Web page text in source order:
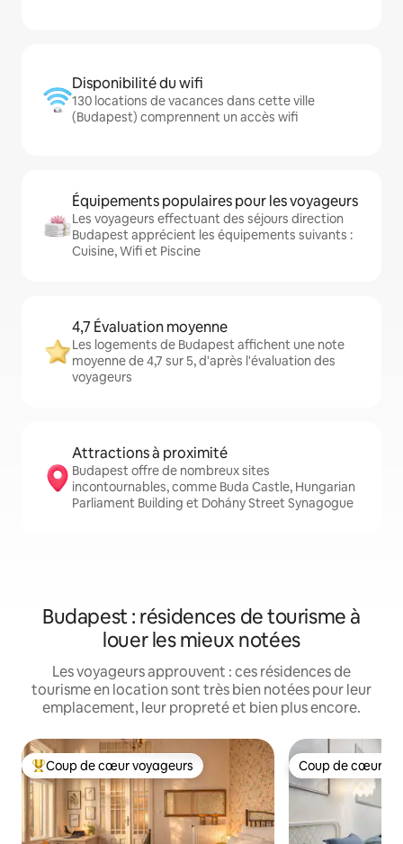
Disponibilité du wifi
130 locations de vacances dans cette ville
(Budapest) comprennent un accès wifi
Équipements populaires pour les voyageurs
Les voyageurs effectuant des séjours direction
Budapest apprécient les équipements suivants :
Cuisine, Wifi et Piscine
4,7 Évaluation moyenne
Les logements de Budapest affichent une note
moyenne de 4,7 sur 5, d'après l'évaluation des
voyageurs
Attractions à proximité
Budapest offre de nombreux sites
incontournables, comme Buda Castle, Hungarian
Parliament Building et Dohány Street Synagogue
Budapest : résidences de tourisme à
louer les mieux notées
Les voyageurs approuvent : ces résidences de
tourisme en location sont très bien notées pour leur
emplacement, leur propreté et bien plus encore.
Coups de cœur voyageurs les plus appréciés
Coup de cœur voyageurs Coup de cœur
Coup de cœur